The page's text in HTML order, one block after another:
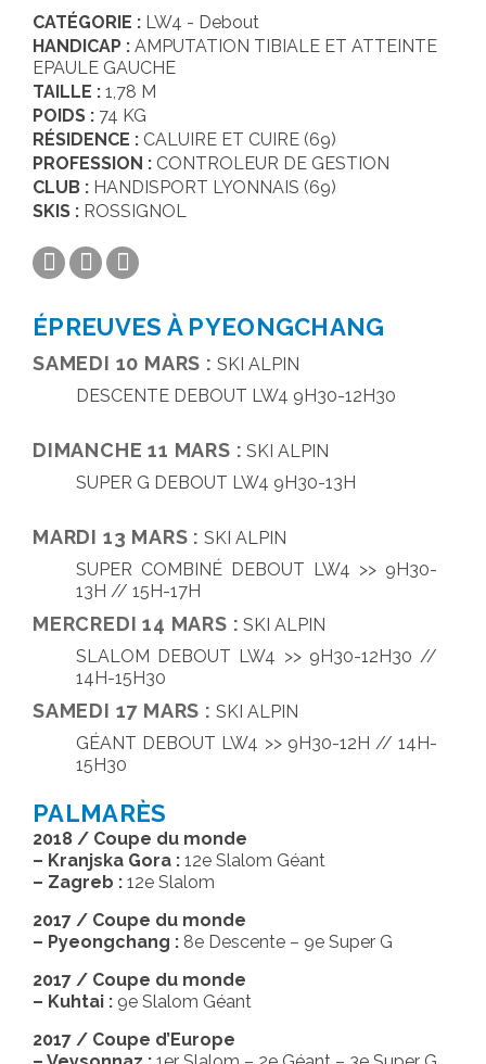
GALERIES PHOTOS
SALLE DE PRESSE
CATÉGORIE : LW4 - Debout
HANDICAP : AMPUTATION TIBIALE ET ATTEINTE
EPAULE GAUCHE
TAILLE : 1,78 M
POIDS : 74 KG
RÉSIDENCE : CALUIRE ET CUIRE (69)
PROFESSION : CONTROLEUR DE GESTION
CLUB : HANDISPORT LYONNAIS (69)
SKIS : ROSSIGNOL
ÉPREUVES À PYEONGCHANG
SAMEDI 10 MARS : SKI ALPIN
DESCENTE DEBOUT LW4 9H30-12H30
DIMANCHE 11 MARS : SKI ALPIN
SUPER G DEBOUT LW4 9H30-13H
MARDI 13 MARS : SKI ALPIN
SUPER COMBINÉ DEBOUT LW4 >> 9H30-
13H // 15H-17H
MERCREDI 14 MARS : SKI ALPIN
SLALOM DEBOUT LW4 >> 9H30-12H30 //
14H-15H30
SAMEDI 17 MARS : SKI ALPIN
GÉANT DEBOUT LW4 >> 9H30-12H // 14H-
15H30
PALMARÈS
2018 / Coupe du monde
– Kranjska Gora : 12e Slalom Géant
– Zagreb : 12e Slalom
2017 / Coupe du monde
– Pyeongchang : 8e Descente – 9e Super G
2017 / Coupe du monde
– Kuhtai : 9e Slalom Géant
2017 / Coupe d’Europe